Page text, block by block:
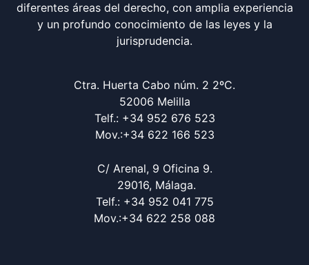
diferentes áreas del derecho, con amplia experiencia
y un profundo conocimiento de las leyes y la
jurisprudencia.
Ctra. Huerta Cabo núm. 2 2ºC.
52006 Melilla
Telf.: +34 952 676 523
Mov.:+34 622 166 523
C/ Arenal, 9 Oficina 9.
29016, Málaga.
Telf.: +34 952 041 775
Mov.:+34 622 258 088